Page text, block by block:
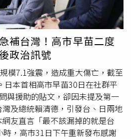
措鏗鏘有力，既彰顯了維護國家
，也在南海這片祖宗海上劃下不
一些菲律賓政客別有用心的陰險
，此次菲律賓劃設所謂「領海基
又一次無理取鬧。其妄圖用一番
島的主權歸屬。菲方借機炒作、
程式全是幌子，攪亂局勢才是目
在道義上不得人心。報導強調，
澱著中國與東南亞國家不畏強
抗爭歷史，也映照過亞洲金融危
助，更見證了中國與東盟達成全
安問題長年備受關注，過去已多
部已對罹難遊客及機組員表達深
補台灣！高市早苗二度
政治訊號
模7.1強震，造成重大傷亡，截至
日本首相高市早苗30日在社群平
與援助的貼文，卻因未提及第一
及總統賴清德，引發台、日兩地
友直言「最不該漏掉的就是台
，高市31日下午重新發布感謝